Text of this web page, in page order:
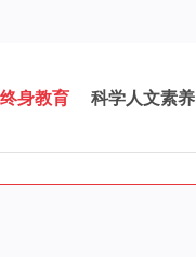
终身教育 科学人文素养